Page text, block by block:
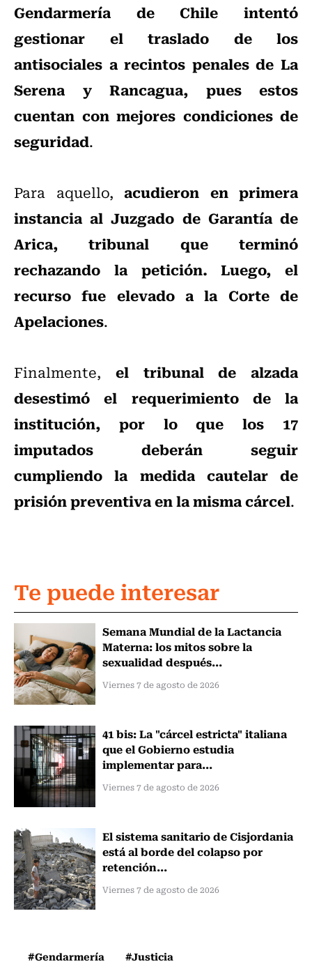
Gendarmería de Chile intentó
gestionar el traslado de los
antisociales a recintos penales de La
Serena y Rancagua, pues estos
cuentan con mejores condiciones de
seguridad.
Para aquello, acudieron en primera
instancia al Juzgado de Garantía de
Arica, tribunal que terminó
rechazando la petición. Luego, el
recurso fue elevado a la Corte de
Apelaciones.
Finalmente, el tribunal de alzada
desestimó el requerimiento de la
institución, por lo que los 17
imputados deberán seguir
cumpliendo la medida cautelar de
prisión preventiva en la misma cárcel.
Te puede interesar
Semana Mundial de la Lactancia
Materna: los mitos sobre la
sexualidad después...
Viernes 7 de agosto de 2026
41 bis: La "cárcel estricta" italiana
que el Gobierno estudia
implementar para...
Viernes 7 de agosto de 2026
El sistema sanitario de Cisjordania
está al borde del colapso por
retención...
Viernes 7 de agosto de 2026
#Gendarmería #Justicia